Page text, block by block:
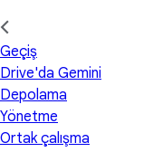
Geçiş
Drive'da Gemini
Depolama
Yönetme
Ortak çalışma